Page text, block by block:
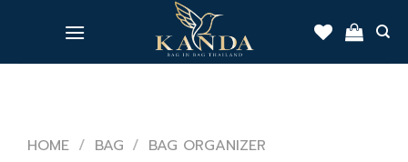
HOME / BAG / BAG ORGANIZER